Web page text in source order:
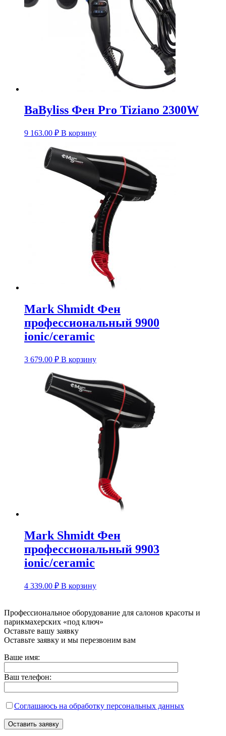
BaByliss Фен Pro Tiziano 2300W
9 163.00 ₽ В корзину
Mark Shmidt Фен
профессиональный 9900
ionic/ceramic
3 679.00 ₽ В корзину
Mark Shmidt Фен
профессиональный 9903
ionic/ceramic
4 339.00 ₽ В корзину
Профессиональное оборудование для салонов красоты и
парикмахерских «под ключ»
Оставьте вашу заявку
Оставьте заявку и мы перезвоним вам
Ваше имя:
Ваш телефон:
Соглашаюсь на обработку персональных данных